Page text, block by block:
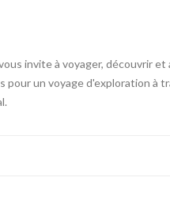
invite à voyager, découvrir et
un voyage d'exploration à